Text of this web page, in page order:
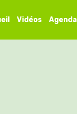
Vidéos Agenda